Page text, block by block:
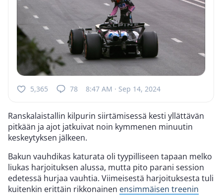
5,365 78 8:47 AM · Sep 14, 2024
Ranskalaistallin kilpurin siirtämisessä kesti yllättävän
pitkään ja ajot jatkuivat noin kymmenen minuutin
keskeytyksen jälkeen.
Bakun vauhdikas katurata oli tyypilliseen tapaan melko
liukas harjoituksen alussa, mutta pito parani session
edetessä hurjaa vauhtia. Viimeisestä harjoituksesta tuli
kuitenkin erittäin rikkonainen ensimmäisen treenin